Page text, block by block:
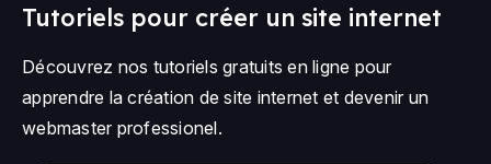
Tutoriels pour créer un site internet
Découvrez nos tutoriels gratuits en ligne pour
apprendre la création de site internet et devenir un
webmaster professionel.